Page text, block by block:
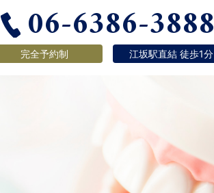
06-6386-3888
完全予約制 江坂駅直結 徒歩1分